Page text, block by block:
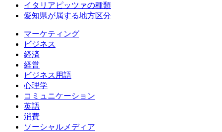
イタリアピッツァの種類
愛知県が属する地方区分
マーケティング
ビジネス
経済
経営
ビジネス用語
心理学
コミュニケーション
英語
消費
ソーシャルメディア